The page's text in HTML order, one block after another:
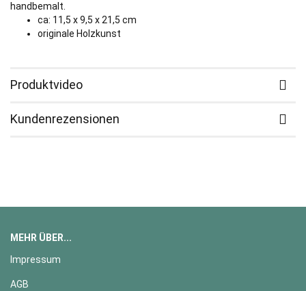
handbemalt.
ca: 11,5 x 9,5 x 21,5 cm
originale Holzkunst
Produktvideo
Kundenrezensionen
MEHR ÜBER...
Impressum
AGB